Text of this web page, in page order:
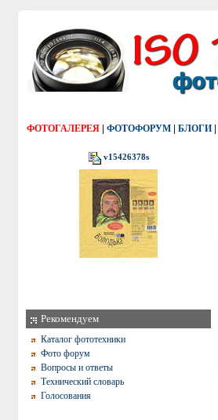
ФОТОГАЛЕРЕЯ | ФОТОФОРУМ | БЛОГИ |
v15426378s
Рекомендуем
Каталог фототехники
Фото форум
Вопросы и ответы
Технический словарь
Голосования